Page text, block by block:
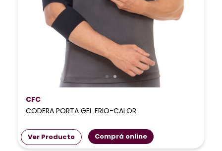
CFC
CODERA PORTA GEL FRIO-CALOR
Ver Producto Comprá online